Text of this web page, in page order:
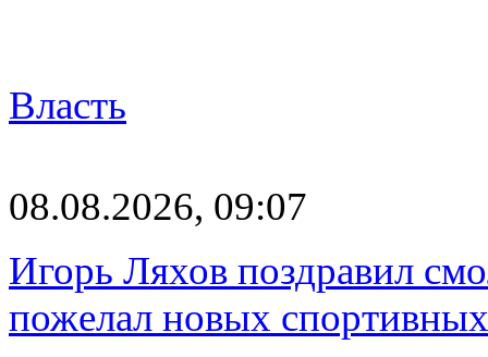
Власть
08.08.2026, 09:07
Игорь Ляхов поздравил
пожелал новых